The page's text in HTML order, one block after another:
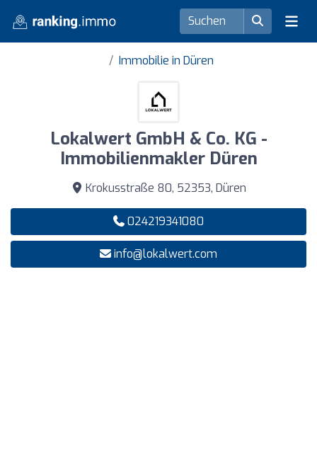
Immobilie in Düren
Lokalwert GmbH & Co. KG -
Immobilienmakler Düren
Krokusstraße 80, 52353, Düren
024219341080
info@lokalwert.com